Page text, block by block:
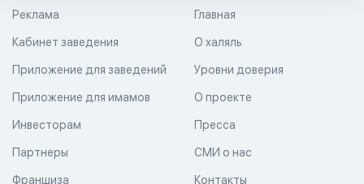
Главная
О халяль
Уровни доверия
Реклама
Кабинет заведения
Приложение для заведений
Приложение для имамов О проекте
Пресса
СМИ о нас
Контакты
Инвесторам
Партнеры
Франшиза